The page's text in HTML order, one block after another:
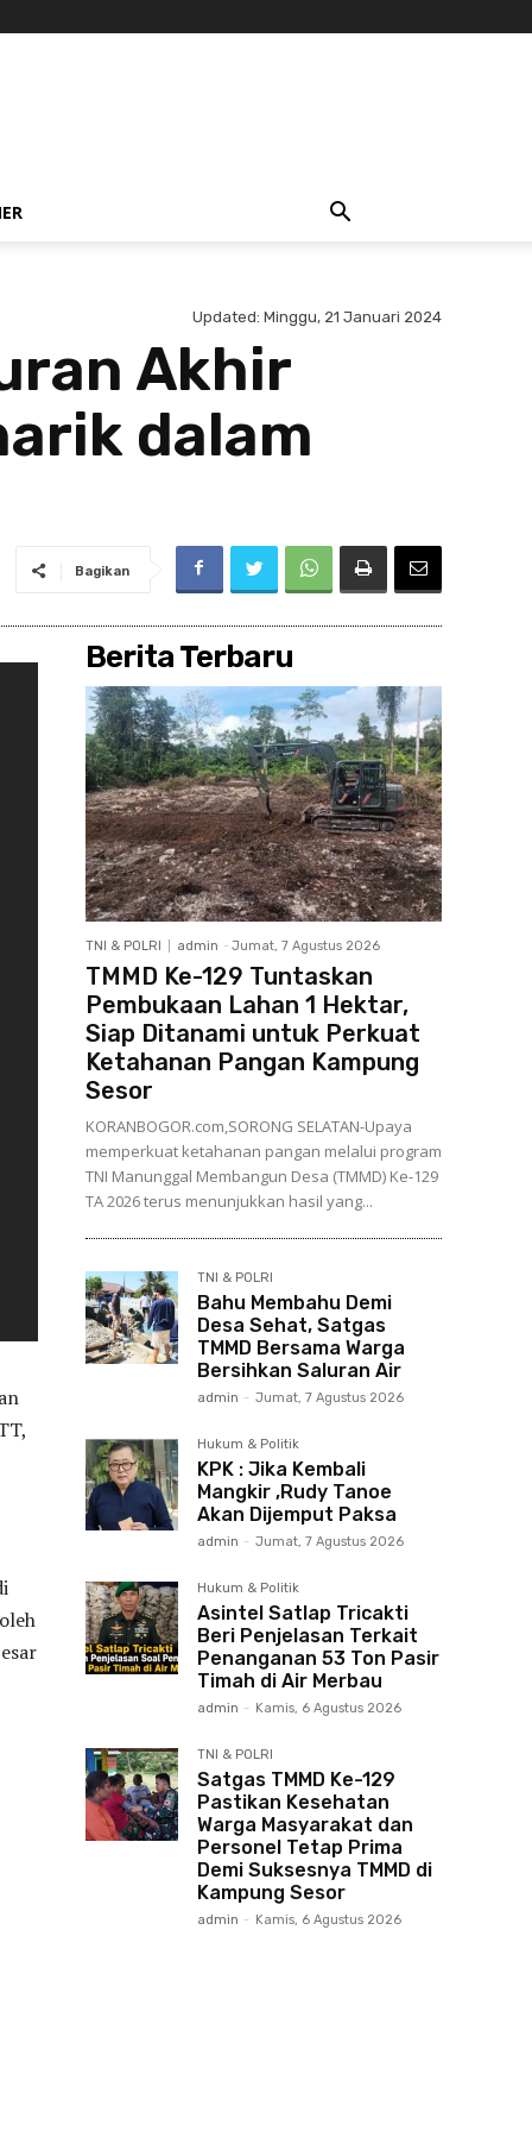
Updated: Minggu, 21 Januari 2024
Akhir
dalam
Bagikan
Berita Terbaru
TNI & POLRI admin - Jumat, 7 Agustus 2026
TMMD Ke-129 Tuntaskan
Pembukaan Lahan 1 Hektar,
Siap Ditanami untuk Perkuat
Ketahanan Pangan Kampung
Sesor
KORANBOGOR.com,SORONG SELATAN-Upaya
memperkuat ketahanan pangan melalui program
TNI Manunggal Membangun Desa (TMMD) Ke-129
TA 2026 terus menunjukkan hasil yang...
TNI & POLRI
Bahu Membahu Demi
Desa Sehat, Satgas
TMMD Bersama Warga
Bersihkan Saluran Air
admin - Jumat, 7 Agustus 2026
Hukum & Politik
KPK : Jika Kembali
Mangkir ,Rudy Tanoe
Akan Dijemput Paksa
admin - Jumat, 7 Agustus 2026
Hukum & Politik
Asintel Satlap Tricakti
Beri Penjelasan Terkait
Penanganan 53 Ton Pasir
Timah di Air Merbau
admin - Kamis, 6 Agustus 2026
TNI & POLRI
Satgas TMMD Ke-129
Pastikan Kesehatan
Warga Masyarakat dan
Personel Tetap Prima
Demi Suksesnya TMMD di
Kampung Sesor
admin - Kamis, 6 Agustus 2026